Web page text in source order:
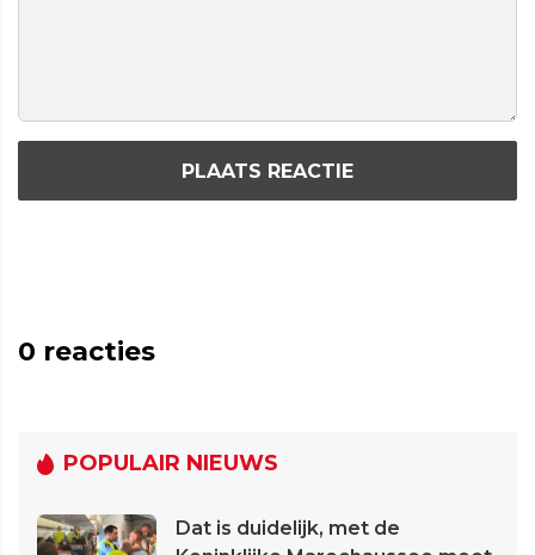
PLAATS REACTIE
0 reacties
POPULAIR NIEUWS
Dat is duidelijk, met de